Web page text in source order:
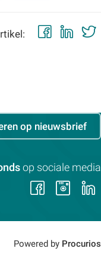
op nieuwsbrief
op sociale media
Volg
op op
Powered by Procurios